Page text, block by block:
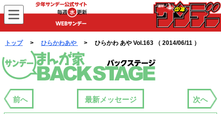
WEBサンデー
トップ> ひらかわあや > ひらかわ あや Vol.163 （ 2014/06/11 ）
まんが家バックステージ
前へ 最新メッセージ 次へ